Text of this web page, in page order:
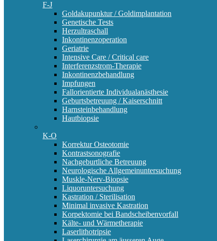
F-J
Goldakupunktur / Goldimplantation
Genetische Tests
Herzultraschall
Inkontinenzoperation
Geriatrie
Intensive Care / Critical care
Interferenzstrom-Therapie
Inkontinenzbehandlung
Impfungen
Fallorientierte Individualanästhesie
Geburtsbetreuung / Kaiserschnitt
Harnsteinbehandlung
Hautbiopsie
K-O
Korrektur Osteotomie
Kontrastsonografie
Nachgeburtliche Betreuung
Neurologische Allgemeinuntersuchung
Muskle-Nerv-Biopsie
Liquoruntersuchung
Kastration / Sterilisation
Minimal invasive Kastration
Korpektomie bei Bandscheibenvorfall
Kälte- und Wärmetherapie
Laserlithotripsie